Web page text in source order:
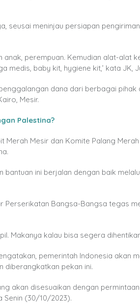
seusai meninjau persiapan
anak, perempuan. Kemudian alat-alat
baby kit, hygiene kit,’ kata JK,
dana dari berbagai
Mesir.
Palestina?
Merah Mesir dan Komite Palang
bantuan ini berjalan dengan baik
Perserikatan Bangsa-Bangsa tegas
Makanya kalau bisa segera
pemerintah Indonesia akan
diberangkatkan pekan ini.
akan disesuaikan dengan
(30/10/2023).